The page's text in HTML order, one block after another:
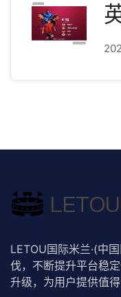
LETOU国际米兰·(中
伐，不断提升平台稳
升级，为用户提供值